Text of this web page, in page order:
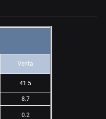
Venta
41.5
8.7
0.2